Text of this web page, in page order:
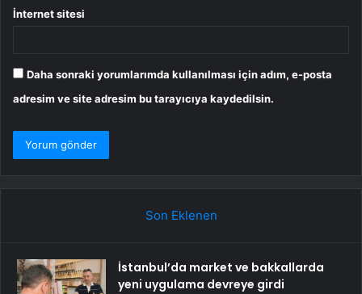
İnternet sitesi
Daha sonraki yorumlarımda kullanılması için adım, e-posta
adresim ve site adresim bu tarayıcıya kaydedilsin.
Son Eklenen
İstanbul’da market ve bakkallarda
yeni uygulama devreye girdi